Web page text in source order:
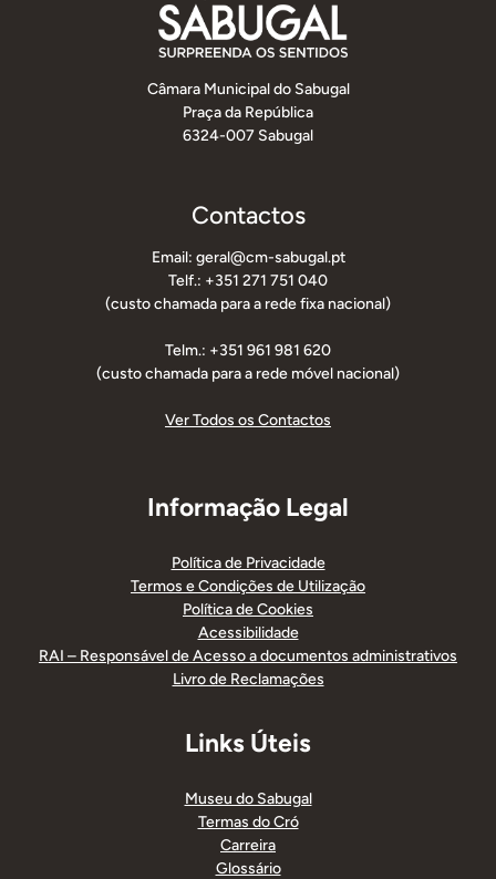
Câmara Municipal do Sabugal
Praça da República
6324-007 Sabugal
Contactos
Email: geral@cm-sabugal.pt
Telf.: +351 271 751 040
(custo chamada para a rede fixa nacional)
Telm.: +351 961 981 620
(custo chamada para a rede móvel nacional)
Ver Todos os Contactos
Informação Legal
Política de Privacidade
Termos e Condições de Utilização
Política de Cookies
Acessibilidade
RAI – Responsável de Acesso a documentos administrativos
Livro de Reclamações
Links Úteis
Museu do Sabugal
Termas do Cró
Carreira
Glossário